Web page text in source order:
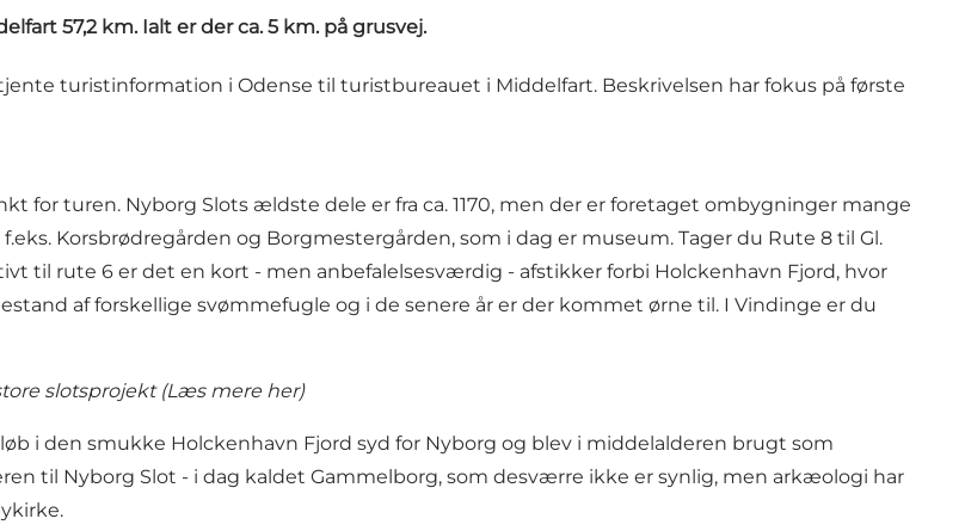
57,2 km. Ialt er der ca. 5 km. på grusvej.
turistinformation i Odense til turistbureauet i Middelfart. Beskrivelsen har fokus på første
for turen. Nyborg Slots ældste dele er fra ca. 1170, men der er foretaget ombygninger mange
Korsbrødregården og Borgmestergården, som i dag er museum. Tager du Rute 8 til Gl.
til rute 6 er det en kort - men anbefalelsesværdig - afstikker forbi Holckenhavn Fjord, hvor
af forskellige svømmefugle og i de senere år er der kommet ørne til. I Vindinge er du
slotsprojekt (Læs mere her)
i den smukke Holckenhavn Fjord syd for Nyborg og blev i middelalderen brugt som
til Nyborg Slot - i dag kaldet Gammelborg, som desværre ikke er synlig, men arkæologi har